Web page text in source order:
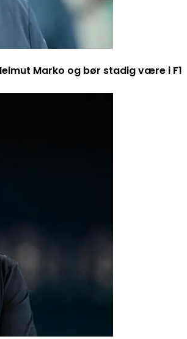
Marko og bør stadig være i F1